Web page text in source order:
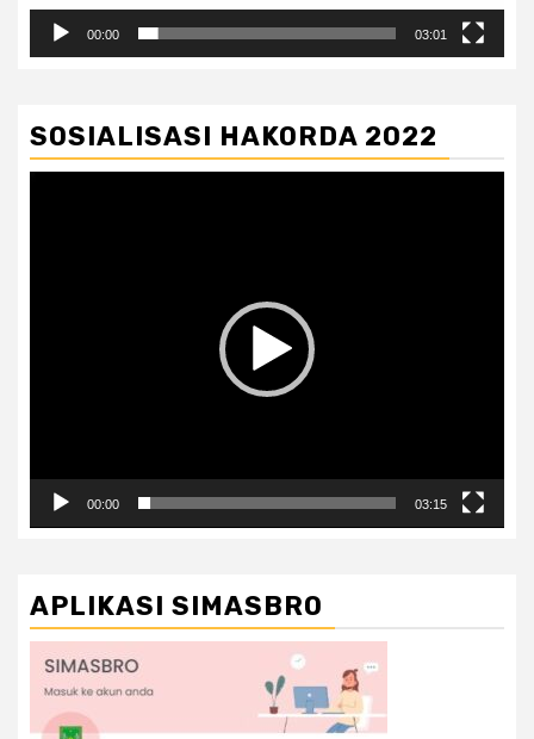
00:00 03:01
SOSIALISASI HAKORDA 2022
00:00 03:15
APLIKASI SIMASBRO